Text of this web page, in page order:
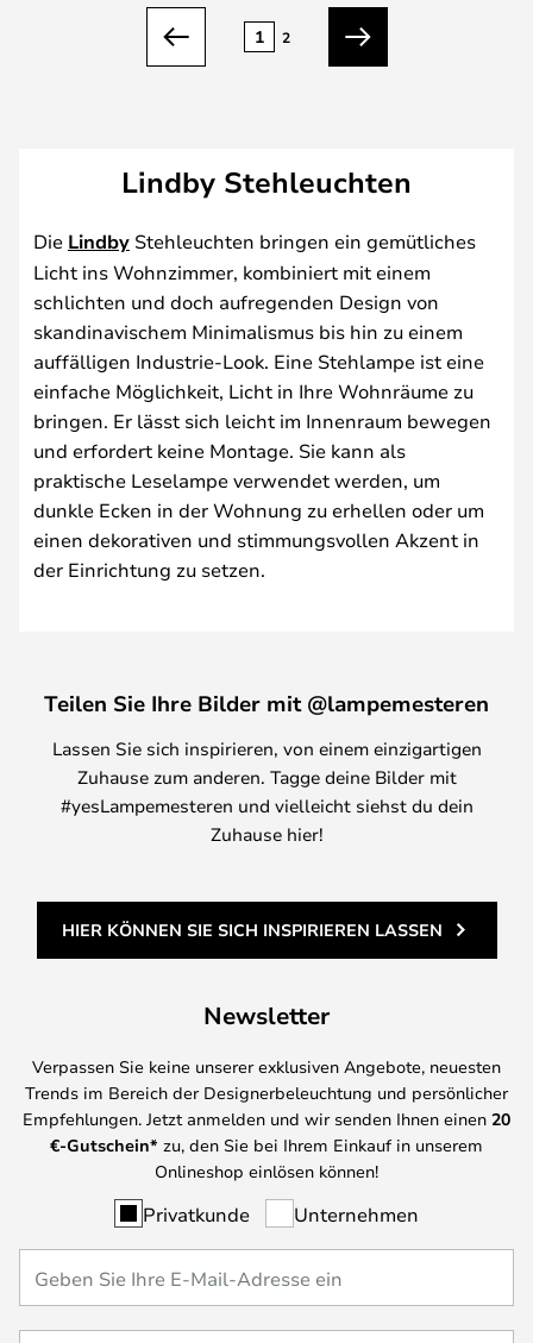
Zurück
1 2
Weiter
Lindby Stehleuchten
Die Lindby Stehleuchten bringen ein gemütliches
Licht ins Wohnzimmer, kombiniert mit einem
schlichten und doch aufregenden Design von
skandinavischem Minimalismus bis hin zu einem
auffälligen Industrie-Look. Eine Stehlampe ist eine
einfache Möglichkeit, Licht in Ihre Wohnräume zu
bringen. Er lässt sich leicht im Innenraum bewegen
und erfordert keine Montage. Sie kann als
praktische Leselampe verwendet werden, um
dunkle Ecken in der Wohnung zu erhellen oder um
einen dekorativen und stimmungsvollen Akzent in
der Einrichtung zu setzen.
Teilen Sie Ihre Bilder mit @lampemesteren
Lassen Sie sich inspirieren, von einem einzigartigen
Zuhause zum anderen. Tagge deine Bilder mit
#yesLampemesteren und vielleicht siehst du dein
Zuhause hier!
HIER KÖNNEN SIE SICH INSPIRIEREN LASSEN
Newsletter
Verpassen Sie keine unserer exklusiven Angebote, neuesten
Trends im Bereich der Designerbeleuchtung und persönlicher
Empfehlungen. Jetzt anmelden und wir senden Ihnen einen 20
€-Gutschein* zu, den Sie bei Ihrem Einkauf in unserem
Onlineshop einlösen können!
Privatkunde Unternehmen